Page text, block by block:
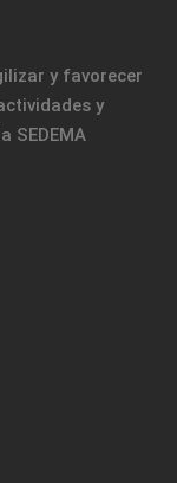
y favorecer
y
SEDEMA